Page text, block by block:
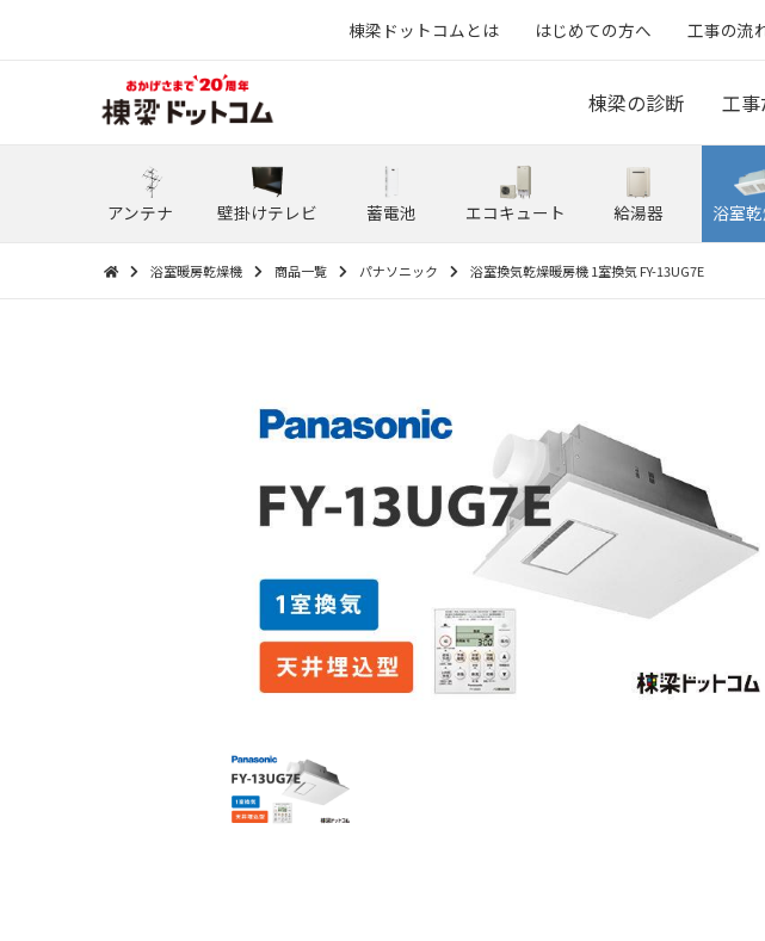
棟梁ドットコムとは はじめての方へ 工事の流
棟梁の診断 工
アンテナ 壁掛けテレビ 蓄電池 エコキュート 給湯器 浴室
浴室暖房乾燥機 商品一覧 パナソニック 浴室換気乾燥暖房機 1室換気 FY-13UG7E